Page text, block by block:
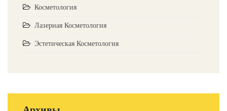
Косметология
Лазерная Косметология
Эстетическая Косметология